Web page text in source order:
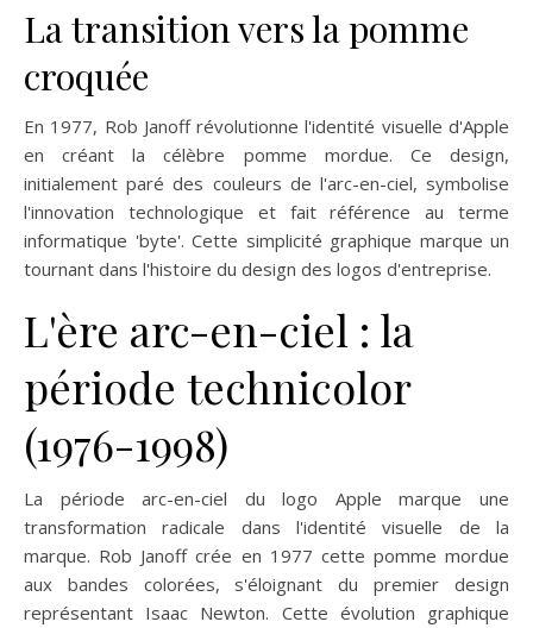
La transition vers la pomme
croquée
En 1977, Rob Janoff révolutionne l'identité visuelle d'Apple
en créant la célèbre pomme mordue. Ce design,
initialement paré des couleurs de l'arc-en-ciel, symbolise
l'innovation technologique et fait référence au terme
informatique 'byte'. Cette simplicité graphique marque un
tournant dans l'histoire du design des logos d'entreprise.
L'ère arc-en-ciel : la
période technicolor
(1976-1998)
La période arc-en-ciel du logo Apple marque une
transformation radicale dans l'identité visuelle de la
marque. Rob Janoff crée en 1977 cette pomme mordue
aux bandes colorées, s'éloignant du premier design
représentant Isaac Newton. Cette évolution graphique